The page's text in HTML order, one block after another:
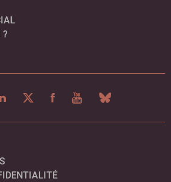
?
TWITTERFACEBOOKYOUTUBEBLUESKY